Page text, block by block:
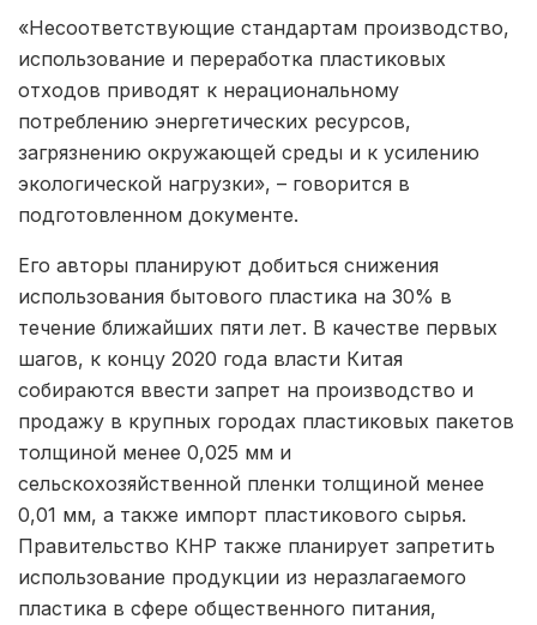
«Несоответствующие стандартам производство,
использование и переработка пластиковых
отходов приводят к нерациональному
потреблению энергетических ресурсов,
загрязнению окружающей среды и к усилению
экологической нагрузки», – говорится в
подготовленном документе.
Его авторы планируют добиться снижения
использования бытового пластика на 30% в
течение ближайших пяти лет. В качестве первых
шагов, к концу 2020 года власти Китая
собираются ввести запрет на производство и
продажу в крупных городах пластиковых пакетов
толщиной менее 0,025 мм и
сельскохозяйственной пленки толщиной менее
0,01 мм, а также импорт пластикового сырья.
Правительство КНР также планирует запретить
использование продукции из неразлагаемого
пластика в сфере общественного питания,